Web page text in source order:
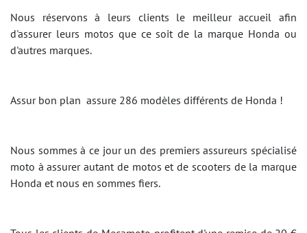
Nous réservons à leurs clients le meilleur accueil afin
d'assurer leurs motos que ce soit de la marque Honda ou
d'autres marques.
Assur bon plan assure 286 modèles différents de Honda !
Nous sommes à ce jour un des premiers assureurs spécialisé
moto à assurer autant de motos et de scooters de la marque
Honda et nous en sommes fiers.